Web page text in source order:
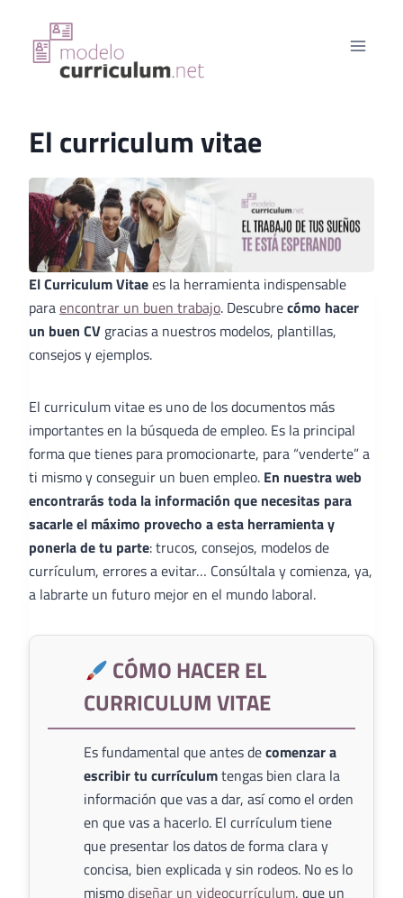
contenido
El curriculum vitae
El Curriculum Vitaees la herramienta indispensable
paraencontrar un buen trabajo. Descubrecómo hacer
un buen CV gracias a nuestros modelos, plantillas,
consejos y ejemplos.
El curriculum vitae es uno de los documentos más
importantes en la búsqueda de empleo. Es la principal
forma que tienes para promocionarte, para “venderte” a
ti mismo y conseguir un buen empleo. En nuestra web
encontrarás toda la información que necesitas para
sacarle el máximo provecho a esta herramienta y
ponerla de tu parte: trucos, consejos, modelos de
currículum, errores a evitar… Consúltala y comienza, ya,
a labrarte un futuro mejor en el mundo laboral.
CÓMO HACER EL
CURRICULUM VITAE
Es fundamental que antes decomenzar a
escribir tu currículumtengas bien clara la
información que vas a dar, así como el orden
en que vas a hacerlo. El currículum tiene
que presentar los datos de forma clara y
concisa, bien explicada y sin rodeos. No es lo
mismodiseñar un videocurrículum, que un